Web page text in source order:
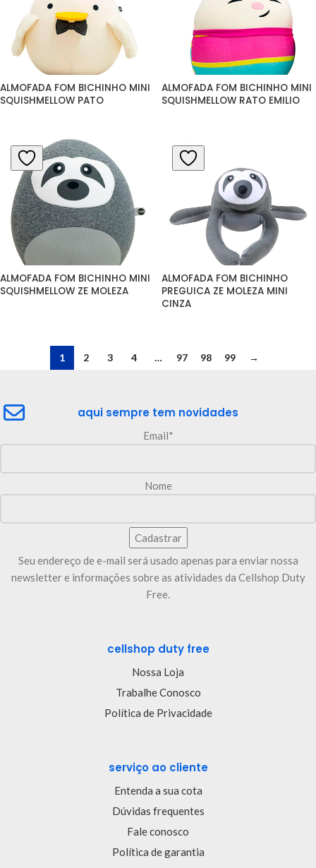
ALMOFADA FOM BICHINHO MINI
SQUISHMELLOW PATO
ALMOFADA FOM BICHINHO MINI
SQUISHMELLOW RATO EMILIO
ALMOFADA FOM BICHINHO MINI
SQUISHMELLOW ZE MOLEZA
ALMOFADA FOM BICHINHO
PREGUICA ZE MOLEZA MINI
CINZA
1 2 3 4 … 97 98 99 →
aqui sempre tem novidades
Email*
Nome
Seu endereço de e-mail será usado apenas para enviar nossa
newsletter e informações sobre as atividades da Cellshop Duty
Free.
cellshop duty free
Nossa Loja
Trabalhe Conosco
Política de Privacidade
serviço ao cliente
Entenda a sua cota
Dúvidas frequentes
Fale conosco
Política de garantia